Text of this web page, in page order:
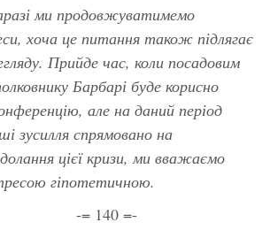
ми продовжуватимемо
хоча це питання також підлягає
Прийде час, коли посадовим
Барбарі буде корисно
але на даний період
зусилля спрямовано на
цієї кризи, ми вважаємо
гіпотетичною.
-= 140 =-